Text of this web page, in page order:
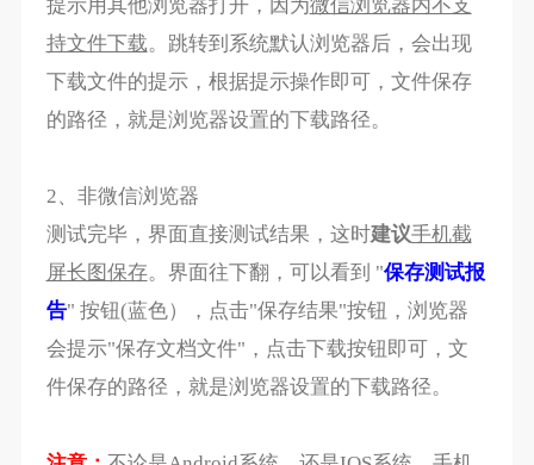
提示用其他浏览器打开，因为微信浏览器内不支
持文件下载。跳转到系统默认浏览器后，会出现
下载文件的提示，根据提示操作即可，文件保存
的路径，就是浏览器设置的下载路径。
2、非微信浏览器
测试完毕，界面直接测试结果，这时建议手机截
屏长图保存。界面往下翻，可以看到 "保存测试报
告" 按钮(蓝色），点击"保存结果"按钮，浏览器
会提示"保存文档文件"，点击下载按钮即可，文
件保存的路径，就是浏览器设置的下载路径。